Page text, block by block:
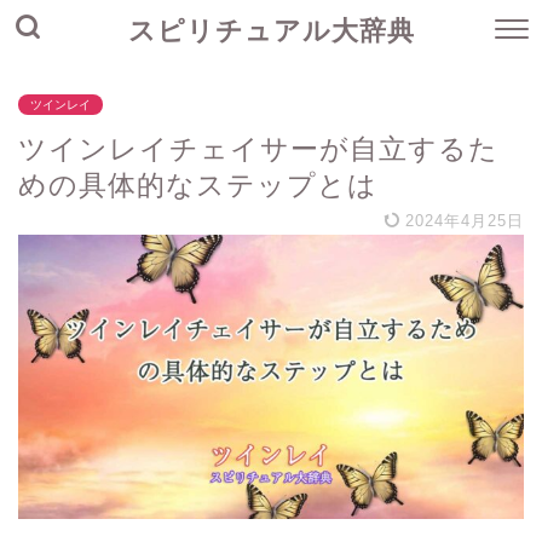
スピリチュアル大辞典
ツインレイ
ツインレイチェイサーが自立するた
めの具体的なステップとは
2024年4月25日